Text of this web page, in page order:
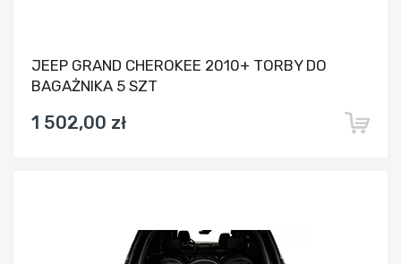
JEEP GRAND CHEROKEE 2010+ TORBY DO
BAGAŻNIKA 5 SZT
1 502,00 zł